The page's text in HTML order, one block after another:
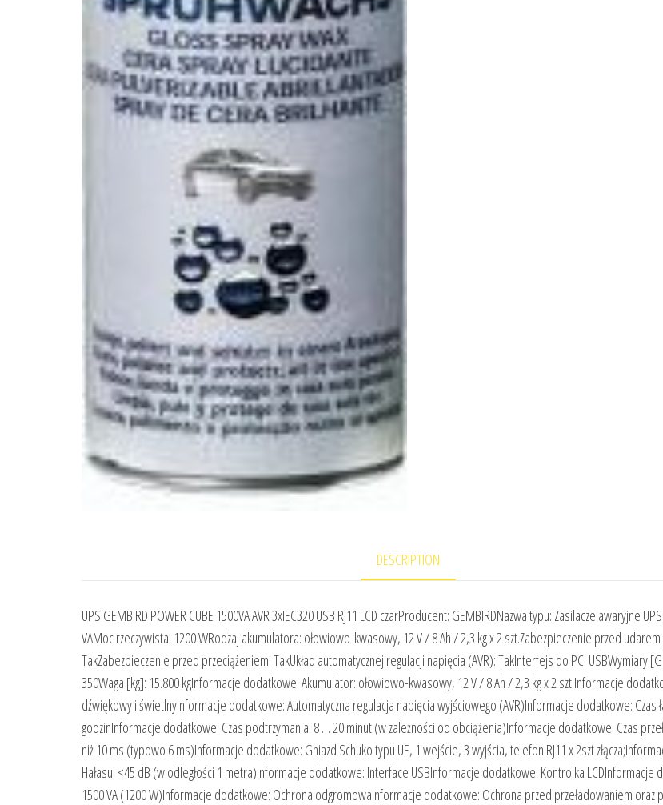
DESCRIPTION
UPS GEMBIRD POWER CUBE 1500VA AVR 3xIEC320 USB RJ11 LCD czarProducent: GEMBIRDNazwa typu: Zasilacze awaryjne
VAMoc rzeczywista: 1200 WRodzaj akumulatora: ołowiowo-kwasowy, 12 V / 8 Ah / 2,3 kg x 2 szt.Zabezpieczenie przed
TakZabezpieczenie przed przeciążeniem: TakUkład automatycznej regulacji napięcia (AVR): TakInterfejs do PC: USBWymiary
350Waga [kg]: 15.800 kgInformacje dodatkowe: Akumulator: ołowiowo-kwasowy, 12 V / 8 Ah / 2,3 kg x 2 szt.Informacje
dźwiękowy i świetlnyInformacje dodatkowe: Automatyczna regulacja napięcia wyjściowego (AVR)Informacje dodatkowe: Czas
godzinInformacje dodatkowe: Czas podtrzymania: 8 … 20 minut (w zależności od obciążenia)Informacje dodatkowe: Czas
niż 10 ms (typowo 6 ms)Informacje dodatkowe: Gniazd Schuko typu UE, 1 wejście, 3 wyjścia, telefon RJ11 x 2szt
Hałasu: <45 dB (w odległości 1 metra)Informacje dodatkowe: Interface USBInformacje dodatkowe: Kontrolka LCDInformacje
1500 VA (1200 W)Informacje dodatkowe: Ochrona odgromowaInformacje dodatkowe: Ochrona przed przeładowaniem oraz